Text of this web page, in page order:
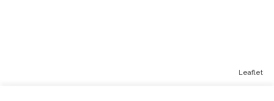
Leaflet